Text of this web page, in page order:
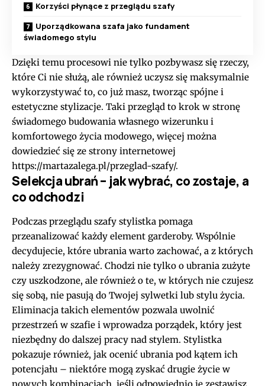
Korzyści płynące z przeglądu szafy
Uporządkowana szafa jako fundament
świadomego stylu
Dzięki temu procesowi nie tylko pozbywasz się rzeczy,
które Ci nie służą, ale również uczysz się maksymalnie
wykorzystywać to, co już masz, tworząc spójne i
estetyczne stylizacje. Taki przegląd to krok w stronę
świadomego budowania własnego wizerunku i
komfortowego życia modowego, więcej można
dowiedzieć się ze strony internetowej
https://martazalega.pl/przeglad-szafy/.
Selekcja ubrań – jak wybrać, co zostaje, a
co odchodzi
Podczas przeglądu szafy stylistka pomaga
przeanalizować każdy element garderoby. Wspólnie
decydujecie, które ubrania warto zachować, a z których
należy zrezygnować. Chodzi nie tylko o ubrania zużyte
czy uszkodzone, ale również o te, w których nie czujesz
się sobą, nie pasują do Twojej sylwetki lub stylu życia.
Eliminacja takich elementów pozwala uwolnić
przestrzeń w szafie i wprowadza porządek, który jest
niezbędny do dalszej pracy nad stylem. Stylistka
pokazuje również, jak ocenić ubrania pod kątem ich
potencjału – niektóre mogą zyskać drugie życie w